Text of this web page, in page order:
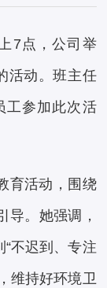
7点，公司举
活动。班主任
工参加此次活
育活动，围绕
导。她强调，
“不迟到、专注
维持好环境卫